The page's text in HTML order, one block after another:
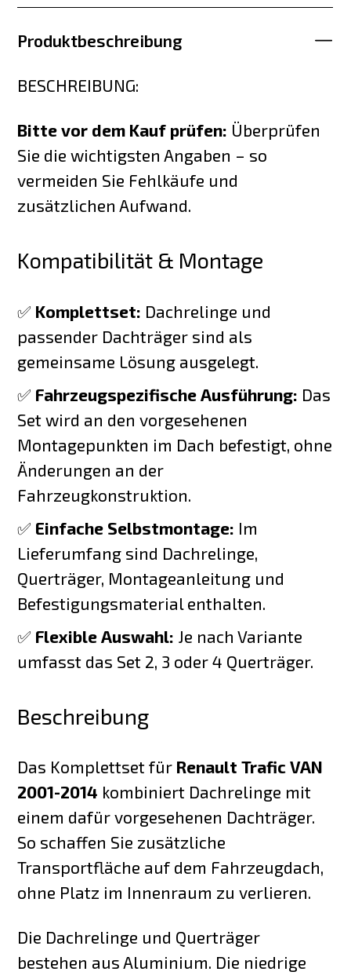
Produktbeschreibung
BESCHREIBUNG:
Bitte vor dem Kauf prüfen: Überprüfen
Sie die wichtigsten Angaben – so
vermeiden Sie Fehlkäufe und
zusätzlichen Aufwand.
Kompatibilität & Montage
✅ Komplettset: Dachrelinge und
passender Dachträger sind als
gemeinsame Lösung ausgelegt.
✅ Fahrzeugspezifische Ausführung: Das
Set wird an den vorgesehenen
Montagepunkten im Dach befestigt, ohne
Änderungen an der
Fahrzeugkonstruktion.
✅ Einfache Selbstmontage: Im
Lieferumfang sind Dachrelinge,
Querträger, Montageanleitung und
Befestigungsmaterial enthalten.
✅ Flexible Auswahl: Je nach Variante
umfasst das Set 2, 3 oder 4 Querträger.
Beschreibung
Das Komplettset für Renault Trafic VAN
2001-2014 kombiniert Dachrelinge mit
einem dafür vorgesehenen Dachträger.
So schaffen Sie zusätzliche
Transportfläche auf dem Fahrzeugdach,
ohne Platz im Innenraum zu verlieren.
Die Dachrelinge und Querträger
bestehen aus Aluminium. Die niedrige